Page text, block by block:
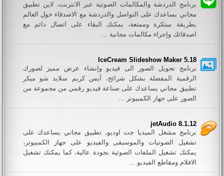
برنامج الدردشة والمكالمات الصوتية عبر الانترنت، لاين تطبيق
مجاني يساعدك على التواصل والدردشة مع الاصدقاء حول العالم
بطريقة مبتكرة وممتعة، يمكنك البقاء على اتصال دائم مع
اصدقائك وإجراء مكالمات مجانية ...
IceCream Slideshow Maker 5.18
برنامج تحويل الصور الى فيديو وإنشاء عرض مميز لصورك
الرقمية المفضلة بشكل شرائح، آيس كريم سلايد شو ميكر
تطبيق مجاني يساعدك على صناعة فيديو رقمي من مجموعة من
الصور على جهاز الكمبيوتر ...
jetAudio 8.1.12
برنامج مشغل الميديا جت اوديو، تطبيق مجاني يساعدك على
تشغيل الصوتيات والموسيقى والفيديو على جهاز الكمبيوتر،
يمكنك تشغيل الملفات الصوتية بجودة عالية، كما يمكنك تشغيل
الافلام ومقاطع الفيديو ...